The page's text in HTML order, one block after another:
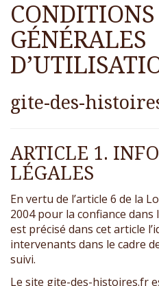
CONDITIONS
GÉNÉRALES
gite-des-
ARTICLE 1.
LÉGALES
En vertu de l’article 6 de la
2004 pour la confiance dans
est précisé dans cet article
intervenants dans le cadre
suivi.
Le site gite-des-histoires.fr